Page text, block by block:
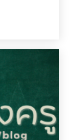
รจน์ สู่ลาน
เคยมาบ้าง
โดย